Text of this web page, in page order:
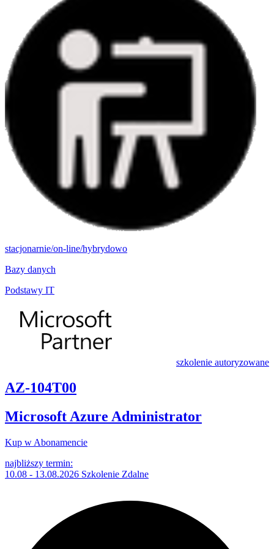
stacjonarnie/on-line/hybrydowo
Bazy danych
Podstawy IT
szkolenie autoryzowane
AZ-104T00
Microsoft Azure Administrator
Kup w Abonamencie
najbliższy termin:
10.08 - 13.08.2026 Szkolenie Zdalne